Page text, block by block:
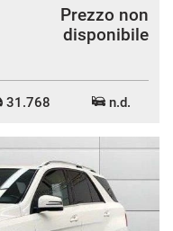
Prezzo non
disponibile
31.768 n.d.